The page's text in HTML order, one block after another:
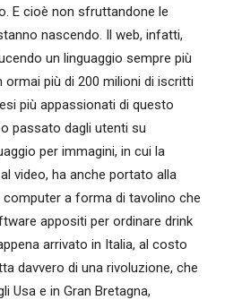
E cioè non sfruttandone le
nascendo. Il web, infatti,
un linguaggio sempre più
più di 200 milioni di iscritti
più appassionati di questo
passato dagli utenti su
per immagini, in cui la
video, ha anche portato alla
a forma di tavolino che
appositi per ordinare drink
arrivato in Italia, al costo
davvero di una rivoluzione, che
Usa e in Gran Bretagna,